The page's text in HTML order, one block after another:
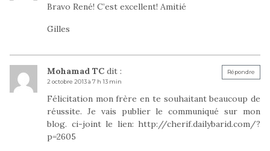
Bravo René! C’est excellent! Amitié
Gilles
Mohamad TC dit :
2 octobre 2013 à 7 h 13 min
Félicitation mon frère en te souhaitant beaucoup de
réussite. Je vais publier le communiqué sur mon
blog. ci-joint le lien: http://cherif.dailybarid.com/?
p=2605
Répondre